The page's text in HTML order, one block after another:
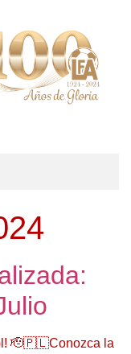
🫡🇵🇱Conozca la